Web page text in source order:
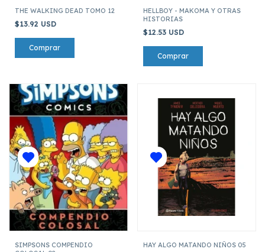
THE WALKING DEAD TOMO 12
$13.92 USD
HELLBOY - MAKOMA Y OTRAS
HISTORIAS
$12.53 USD
SIMPSONS COMPENDIO
HAY ALGO MATANDO NIÑOS 05